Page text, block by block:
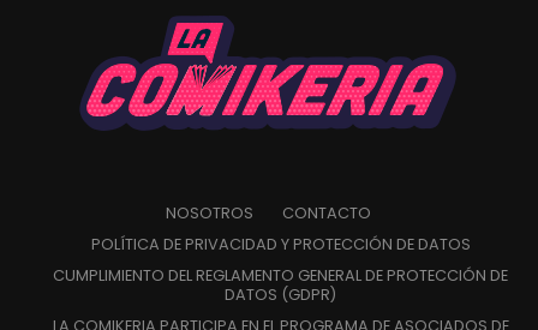
NOSOTROS
CONTACTO
POLÍTICA DE PRIVACIDAD Y PROTECCIÓN DE DATOS
CUMPLIMIENTO DEL REGLAMENTO GENERAL DE PROTECCIÓN DE
DATOS (GDPR)
LA COMIKERIA PARTICIPA EN EL PROGRAMA DE ASOCIADOS DE